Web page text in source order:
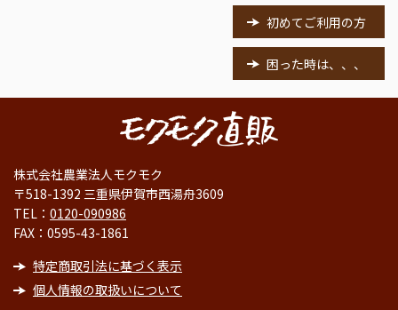
初めてご利用の方
困った時は、、、
株式会社農業法人モクモク
〒518-1392 三重県伊賀市西湯舟3609
TEL： 0120-090986
FAX：0595-43-1861
特定商取引法に基づく表示
個人情報の取扱いについて